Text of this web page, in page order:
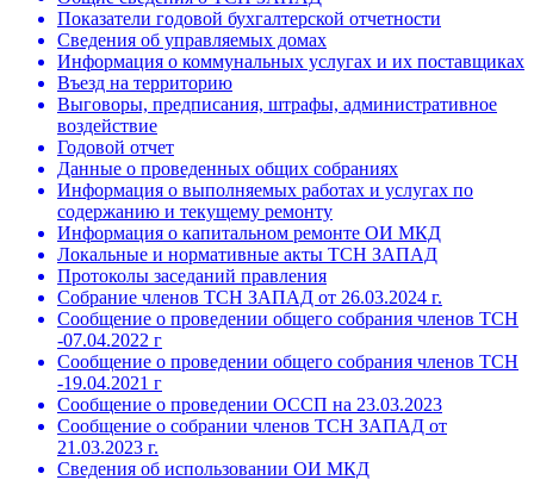
Показатели годовой бухгалтерской отчетности
Сведения об управляемых домах
Информация о коммунальных услугах и их поставщиках
Въезд на территорию
Выговоры, предписания, штрафы, административное
воздействие
Годовой отчет
Данные о проведенных общих собраниях
Информация о выполняемых работах и услугах по
содержанию и текущему ремонту
Информация о капитальном ремонте ОИ МКД
Локальные и нормативные акты ТСН ЗАПАД
Протоколы заседаний правления
Собрание членов ТСН ЗАПАД от 26.03.2024 г.
Сообщение о проведении общего собрания членов ТСН
-07.04.2022 г
Сообщение о проведении общего собрания членов ТСН
-19.04.2021 г
Сообщение о проведении ОССП на 23.03.2023
Сообщение о собрании членов ТСН ЗАПАД от
21.03.2023 г.
Сведения об использовании ОИ МКД